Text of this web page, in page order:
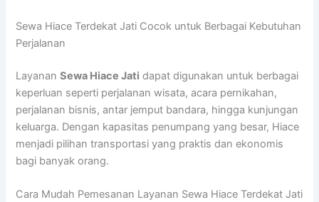
Sewa Hiace Terdekat Jati Cocok untuk Berbagai Kebutuhan
Perjalanan
LayananSewa Hiace Jati dapat digunakan untuk berbagai
keperluan seperti perjalanan wisata, acara pernikahan,
perjalanan bisnis, antar jemput bandara, hingga kunjungan
keluarga. Dengan kapasitas penumpang yang besar, Hiace
menjadi pilihan transportasi yang praktis dan ekonomis
bagi banyak orang.
Cara Mudah Pemesanan Layanan Sewa Hiace Terdekat Jati